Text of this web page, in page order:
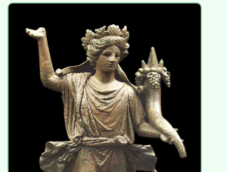
Quiz
Memospiel
Videos
Mach mit!
Buchtipps
Schulmaterialien
Museen